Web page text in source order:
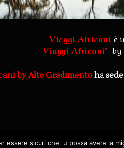
Viaggi Africani è
"Viaggi Africani" by
by Alto Gradimento ha
essere sicuri che tu possa avere la